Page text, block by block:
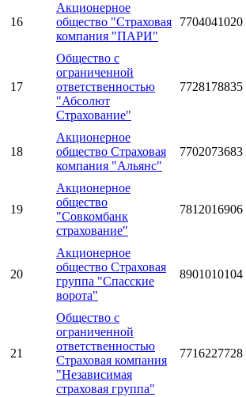
16
Акционерное
общество "Страховая
компания "ПАРИ"
7704041020
17
Общество с
ограниченной
ответственностью
"Абсолют
Страхование"
7728178835
18
Акционерное
общество Страховая
компания "Альянс"
7702073683
19
Акционерное
общество
"Совкомбанк
страхование"
7812016906
20
Акционерное
общество Страховая
группа "Спасские
ворота"
8901010104
21
Общество с
ограниченной
ответственностью
Страховая компания
"Независимая
страховая группа"
7716227728